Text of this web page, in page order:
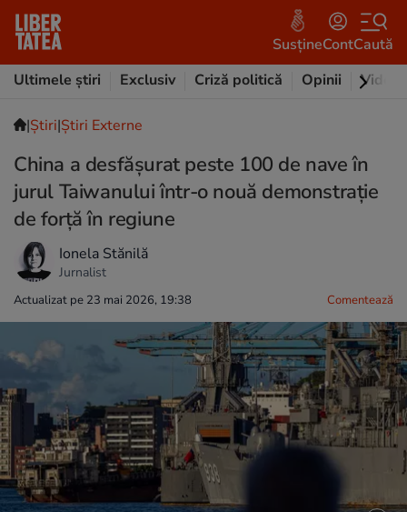
SusțineContCaută
Ultimele știri
Exclusiv Criză politică Opinii Video
|Ştiri|Știri Externe
China a desfășurat peste 100 de nave în
jurul Taiwanului într-o nouă demonstrație
de forță în regiune
Ionela Stănilă
Jurnalist
Actualizat pe 23 mai 2026, 19:38 Comentează